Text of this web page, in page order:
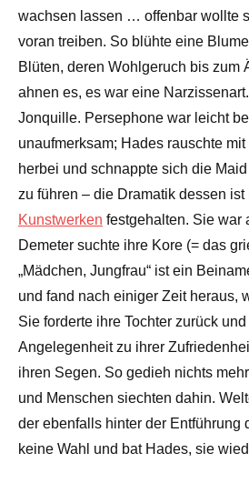
wachsen lassen … offenbar wollte
voran treiben. So blühte eine
Blüten, deren Wohlgeruch bis zum
ahnen es, es war eine
Jonquille. Persephone war leicht
unaufmerksam; Hades rauschte
herbei und schnappte sich die
zu führen – die Dramatik dessen ist
Kunstwerken festgehalten. Sie war
Demeter suchte ihre Kore (= das
„Mädchen, Jungfrau“ ist ein
und fand nach einiger Zeit heraus,
Sie forderte ihre Tochter zurück
Angelegenheit zu ihrer
ihren Segen. So gedieh nichts
und Menschen siechten dahin.
der ebenfalls hinter der Entführung
keine Wahl und bat Hades, sie